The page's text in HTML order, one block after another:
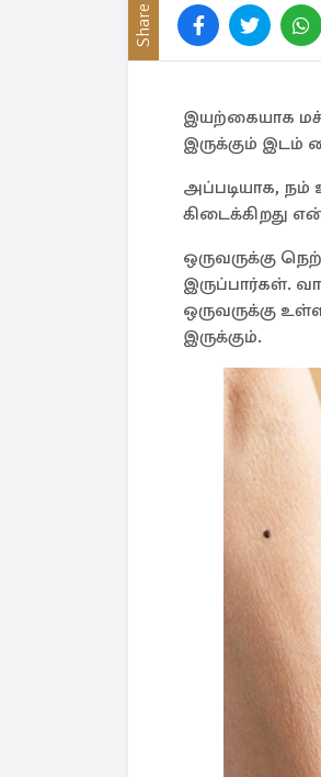
Share
இயற்கையாக
இருக்கும் இடம்
அப்படியாக,
கிடைக்கிறது
ஒருவருக்கு
இருப்பார்கள்.
ஒருவருக்கு
இருக்கும்.